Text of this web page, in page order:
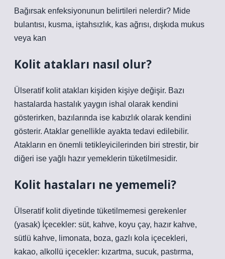
Bağırsak enfeksiyonunun belirtileri nelerdir? Mide
bulantısı, kusma, iştahsızlık, kas ağrısı, dışkıda mukus
veya kan
Kolit atakları nasıl olur?
Ülseratif kolit atakları kişiden kişiye değişir. Bazı
hastalarda hastalık yaygın ishal olarak kendini
gösterirken, bazılarında ise kabızlık olarak kendini
gösterir. Ataklar genellikle ayakta tedavi edilebilir.
Atakların en önemli tetikleyicilerinden biri strestir, bir
diğeri ise yağlı hazır yemeklerin tüketilmesidir.
Kolit hastaları ne yememeli?
Ülseratif kolit diyetinde tüketilmemesi gerekenler
(yasak) İçecekler: süt, kahve, koyu çay, hazır kahve,
sütlü kahve, limonata, boza, gazlı kola içecekleri,
kakao, alkollü içecekler: kızartma, sucuk, pastırma,